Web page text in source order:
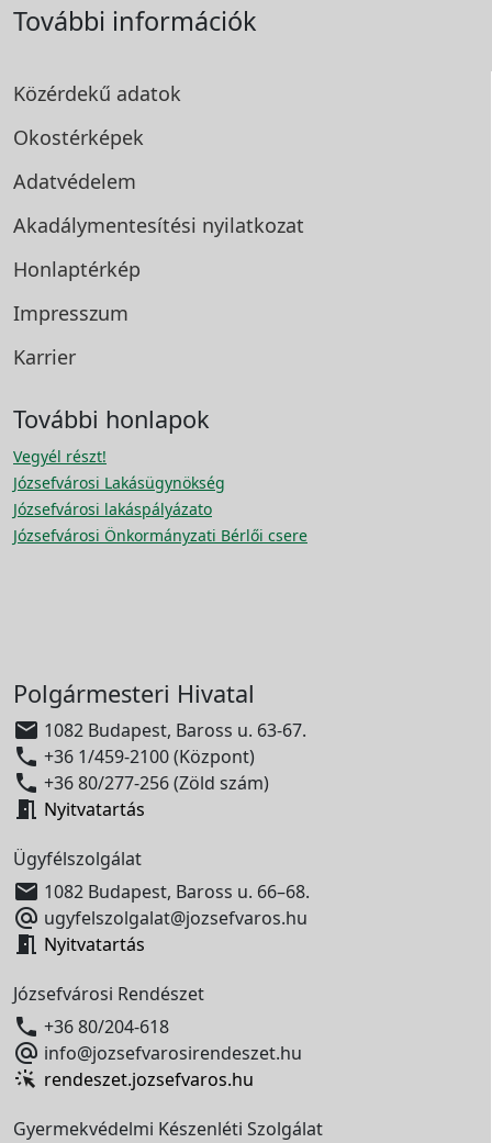
További információk
Közérdekű adatok
Okostérképek
Adatvédelem
Akadálymentesítési nyilatkozat
Honlaptérkép
Impresszum
Karrier
További honlapok
Vegyél részt!
Józsefvárosi Lakásügynökség
Józsefvárosi lakáspályázato
Józsefvárosi Önkormányzati Bérlői csere
Polgármesteri Hivatal
 1082 Budapest, Baross u. 63-67.
 +36 1/459-2100 (Központ)
 +36 80/277-256 (Zöld szám)
 Nyitvatartás
Ügyfélszolgálat
 1082 Budapest, Baross u. 66–68.
 ugyfelszolgalat@jozsefvaros.hu
 Nyitvatartás
Józsefvárosi Rendészet
 +36 80/204-618
 info@jozsefvarosirendeszet.hu
rendeszet.jozsefvaros.hu
Gyermekvédelmi Készenléti Szolgálat